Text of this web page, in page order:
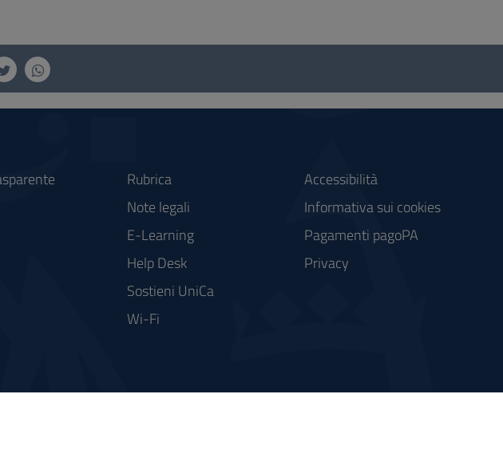
Rubrica
Note legali
E-Learning
Help Desk
Sostieni UniCa
Wi-Fi
Accessibilità
Informativa sui cookies
Pagamenti pagoPA
Privacy